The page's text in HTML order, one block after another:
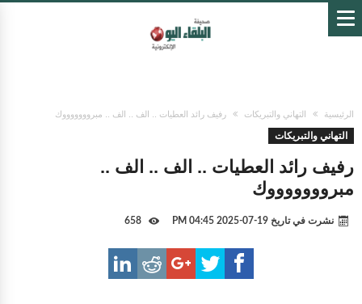
الرئيسية التهاني والتبريكات رفيف رائد العطيات .. الف .. الف .. مبروووووووك
التهاني والتبريكات
رفيف رائد العطيات .. الف .. الف ..
مبروووووووك
نشرت في تاريخ 19-07-2025 04:45 PM